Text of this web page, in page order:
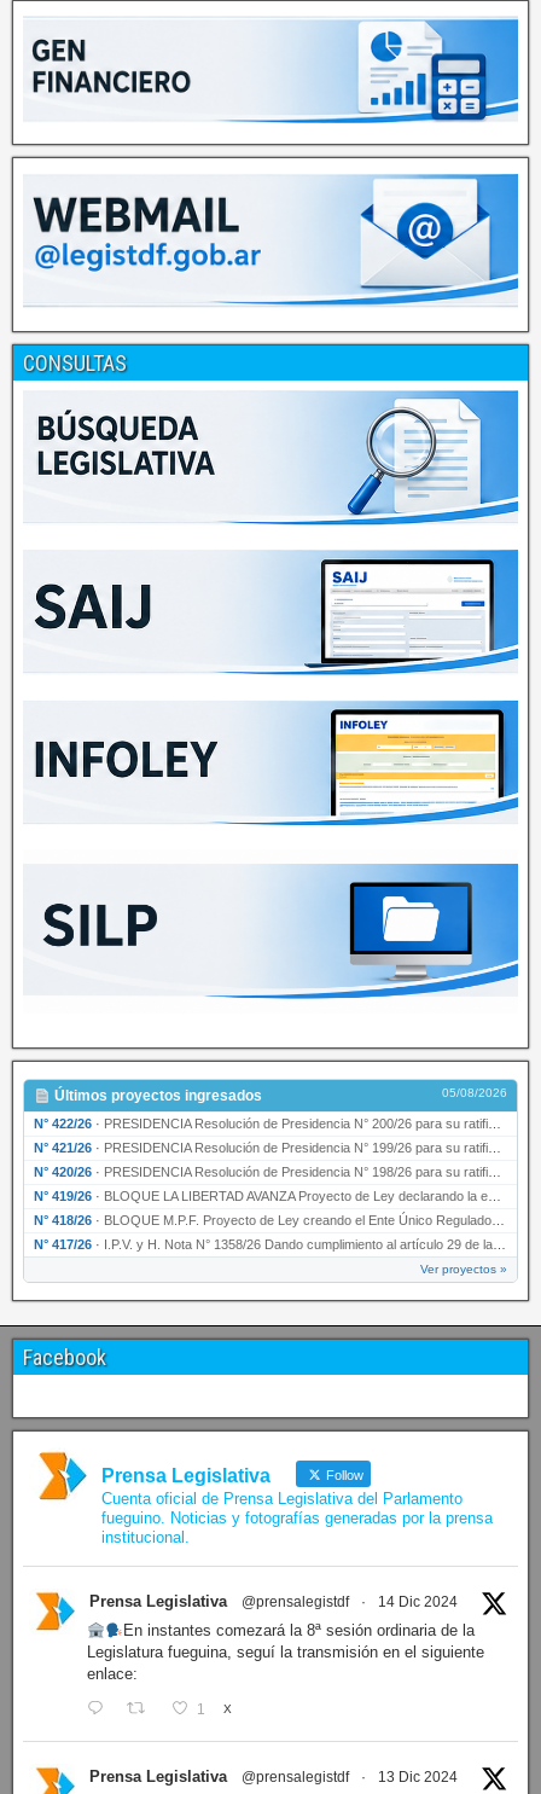
CONSULTAS
Últimos proyectos ingresados 05/08/2026
N° 422/26 · PRESIDENCIA Resolución de Presidencia N° 200/26 para su ratificación.
N° 421/26 · PRESIDENCIA Resolución de Presidencia N° 199/26 para su ratificación.
N° 420/26 · PRESIDENCIA Resolución de Presidencia N° 198/26 para su ratificación.
N° 419/26 · BLOQUE LA LIBERTAD AVANZA Proyecto de Ley declarando la esencialidad del servicio educativ…
N° 418/26 · BLOQUE M.P.F. Proyecto de Ley creando el Ente Único Regulador de servicios públicos de la …
N° 417/26 · I.P.V. y H. Nota N° 1358/26 Dando cumplimiento al artículo 29 de la Ley provincial N° 1399…
Ver proyectos »
Facebook
Prensa Legislativa Follow
Cuenta oficial de Prensa Legislativa del Parlamento
fueguino. Noticias y fotografías generadas por la prensa
institucional.
Prensa Legislativa @prensalegistdf · 14 Dic 2024
En instantes comezará la 8ª sesión ordinaria de la
Legislatura fueguina, seguí la transmisión en el siguiente
enlace:
1 X
Prensa Legislativa @prensalegistdf · 13 Dic 2024